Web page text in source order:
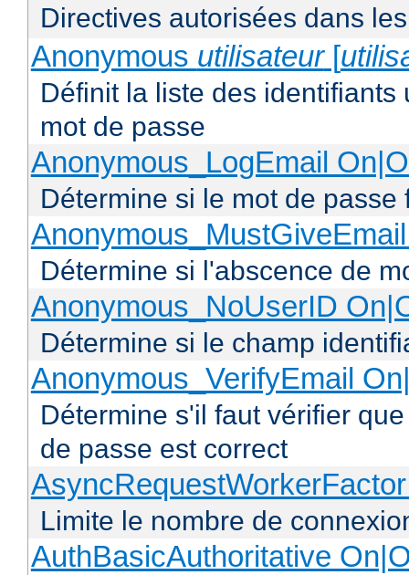
Directives autorisées dans
Anonymous utilisateur[
Définit la liste des
mot de passe
Anonymous_LogEmail
Détermine si le mot de
Détermine si l'abscence de
Anonymous_NoUserID
Détermine si le champ
Anonymous_VerifyEmail
Détermine s'il faut vérifier
de passe est correct
Limite le nombre de
AuthBasicAuthoritative